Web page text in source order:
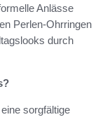
Anlässe
Perlen-Ohrringen
durch
sorgfältige